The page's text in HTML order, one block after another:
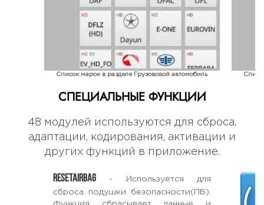
Список марок в разделе Грузововой автомобиль
СПЕЦИАЛЬНЫЕ ФУНКЦИИ
48 модулей используются для сброса,
адаптации, кодирования, активации и
других функций в приложение.
RESETAIRBAG - Используется для
сброса подушки безопасности(ПБ).